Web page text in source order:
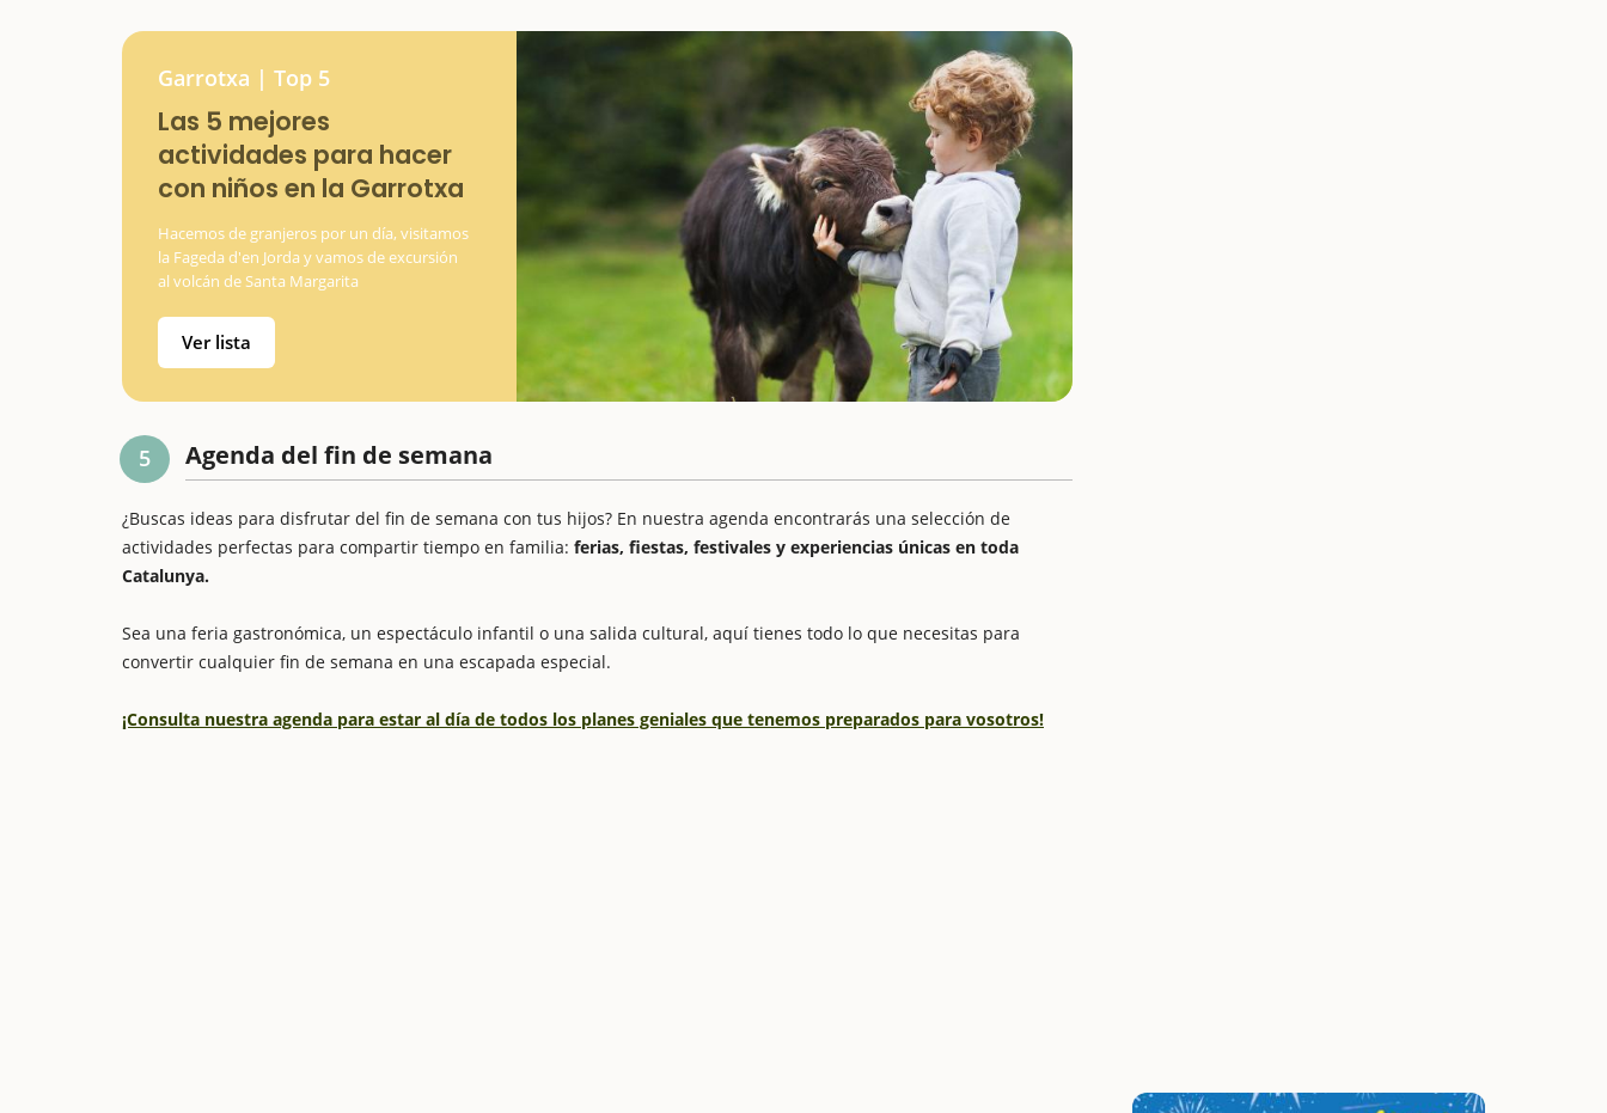
Garrotxa | Top 5
Las 5 mejores
actividades para hacer
con niños en la Garrotxa
Hacemos de granjeros por un día, visitamos
la Fageda d'en Jorda y vamos de excursión
al volcán de Santa Margarita
Ver lista
5 Agenda del fin de semana
¿Buscas ideas para disfrutar del fin de semana con tus hijos? En nuestra agenda encontrarás una selección de
actividades perfectas para compartir tiempo en familia: ferias, fiestas, festivales y experiencias únicas en toda
Catalunya.
Sea una feria gastronómica, un espectáculo infantil o una salida cultural, aquí tienes todo lo que necesitas para
convertir cualquier fin de semana en una escapada especial.
¡Consulta nuestra agenda para estar al día de todos los planes geniales que tenemos preparados para vosotros!